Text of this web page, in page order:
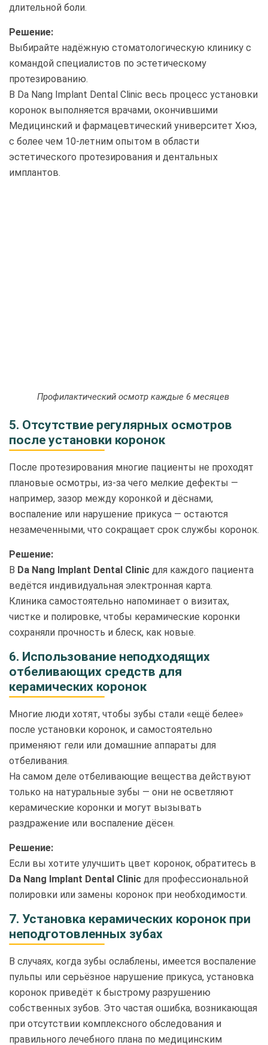
длительной боли.
Решение:
Выбирайте надёжную стоматологическую клинику с
командой специалистов по эстетическому
протезированию.
В Da Nang Implant Dental Clinic весь процесс установки
коронок выполняется врачами, окончившими
Медицинский и фармацевтический университет Хюэ,
с более чем 10-летним опытом в области
эстетического протезирования и дентальных
имплантов.
Профилактический осмотр каждые 6 месяцев
5. Отсутствие регулярных осмотров
после установки коронок
После протезирования многие пациенты не проходят
плановые осмотры, из-за чего мелкие дефекты —
например, зазор между коронкой и дёснами,
воспаление или нарушение прикуса — остаются
незамеченными, что сокращает срок службы коронок.
Решение:
В Da Nang Implant Dental Clinic для каждого пациента
ведётся индивидуальная электронная карта.
Клиника самостоятельно напоминает о визитах,
чистке и полировке, чтобы керамические коронки
сохраняли прочность и блеск, как новые.
6. Использование неподходящих
отбеливающих средств для
керамических коронок
Многие люди хотят, чтобы зубы стали «ещё белее»
после установки коронок, и самостоятельно
применяют гели или домашние аппараты для
отбеливания.
На самом деле отбеливающие вещества действуют
только на натуральные зубы — они не осветляют
керамические коронки и могут вызывать
раздражение или воспаление дёсен.
Решение:
Если вы хотите улучшить цвет коронок, обратитесь в
Da Nang Implant Dental Clinic для профессиональной
полировки или замены коронок при необходимости.
7. Установка керамических коронок при
неподготовленных зубах
В случаях, когда зубы ослаблены, имеется воспаление
пульпы или серьёзное нарушение прикуса, установка
коронок приведёт к быстрому разрушению
собственных зубов. Это частая ошибка, возникающая
при отсутствии комплексного обследования и
правильного лечебного плана по медицинским